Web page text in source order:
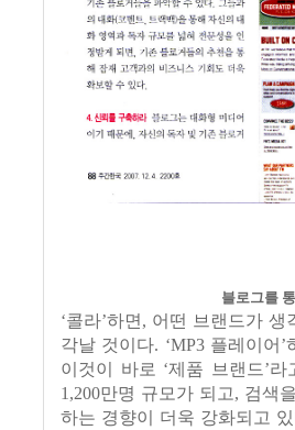
블로그를
‘콜라’하면, 어떤 브랜드가 생
각날 것이다. ‘MP3 플레이어
이것이 바로 ‘제품 브랜드’
1,200만명 규모가 되고, 검색
하는 경향이 더욱 강화되고